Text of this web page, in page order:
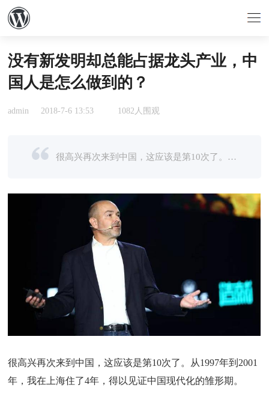
没有新发明却总能占据龙头产业，中
国人是怎么做到的？
admin 2018-7-6 13:53 1082人围观
很高兴再次来到中国，这应该是第10次了。从1997年到2001年，我在上海住了4年，得以见证中国现代化的雏形期。如果让我用一个词来描述中国，那应该是颠覆性。这也是我今天要谈的话题，我想从一个企业家和技术观察者的 ...
很高兴再次来到中国，这应该是第10次了。从1997年到2001
年，我在上海住了4年，得以见证中国现代化的雏形期。